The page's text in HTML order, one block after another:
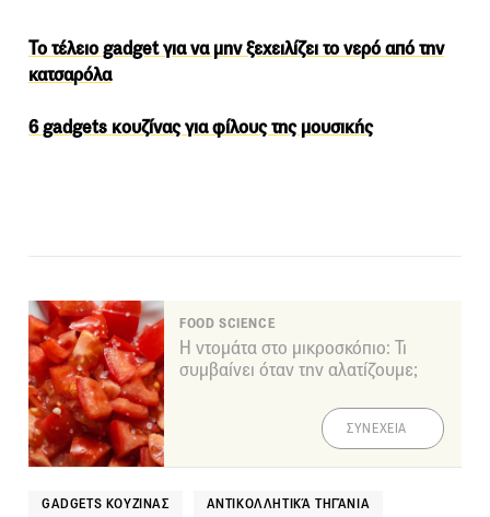
Το τέλειο gadget για να μην ξεχειλίζει το νερό από την
κατσαρόλα
6 gadgets κουζίνας για φίλους της μουσικής
FOOD SCIENCE
Η ντομάτα στο μικροσκόπιο: Τι
συμβαίνει όταν την αλατίζουμε;
ΣΥΝΕΧΕΙΑ
GADGETS ΚΟΥΖΊΝΑΣ ΑΝΤΙΚΟΛΛΗΤΙΚΆ ΤΗΓΆΝΙΑ